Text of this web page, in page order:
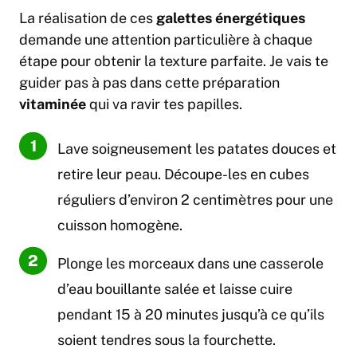
La réalisation de ces galettes énergétiques
demande une attention particulière à chaque
étape pour obtenir la texture parfaite. Je vais te
guider pas à pas dans cette préparation
vitaminéequi va ravir tes papilles.
Lave soigneusement les patates douces et
retire leur peau. Découpe-les en cubes
réguliers d’environ 2 centimètres pour une
cuisson homogène.
Plonge les morceaux dans une casserole
d’eau bouillante salée et laisse cuire
pendant 15 à 20 minutes jusqu’à ce qu’ils
soient tendres sous la fourchette.